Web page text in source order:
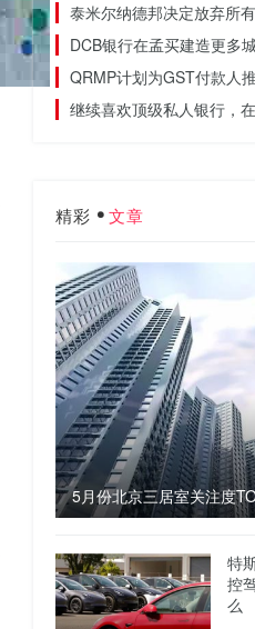
泰米尔纳德邦决定放弃所
DCB银行在孟买建造更多
QRMP计划为GST付款人
继续喜欢顶级私人银行，
精彩 文章
5月份北京三居室关注度
特
控
么